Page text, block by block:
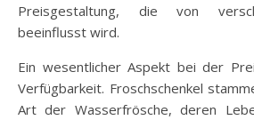
Preisgestaltung, die von
beeinflusst wird.
Ein wesentlicher Aspekt bei der
Verfügbarkeit. Froschschenkel
Art der Wasserfrösche, deren